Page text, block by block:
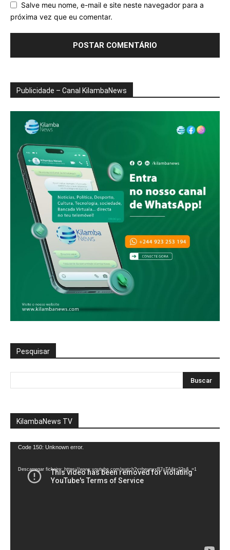
Salve meu nome, e-mail e site neste navegador para a
próxima vez que eu comentar.
Publicidade – Canal KilambaNews
Pesquisar
KilambaNews TV
Reprodutor
vídeo
Code 150: Unknown error.
Descarregar ficheiro: https://www.youtube.com/watch?v=heunxxB7uTA&t=22s&_=1